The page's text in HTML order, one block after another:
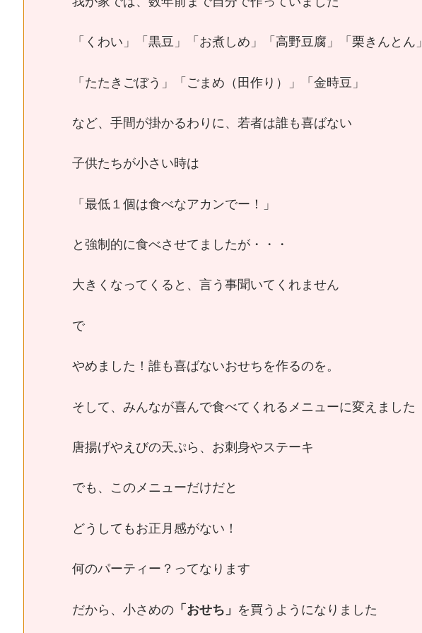
「くわい」「黒豆」「お煮しめ」「高野豆腐」「栗きんとん」
「たたきごぼう」「ごまめ（田作り）」「金時豆」
など、手間が掛かるわりに、若者は誰も喜ばない
子供たちが小さい時は
「最低１個は食べなアカンでー！」
と強制的に食べさせてましたが・・・
大きくなってくると、言う事聞いてくれません
で
やめました！誰も喜ばないおせちを作るのを。
そして、みんなが喜んで食べてくれるメニューに変えました
唐揚げやえびの天ぷら、お刺身やステーキ
でも、このメニューだけだと
どうしてもお正月感がない！
何のパーティー？ってなります
だから、小さめの 「おせち」 を買うようになりました